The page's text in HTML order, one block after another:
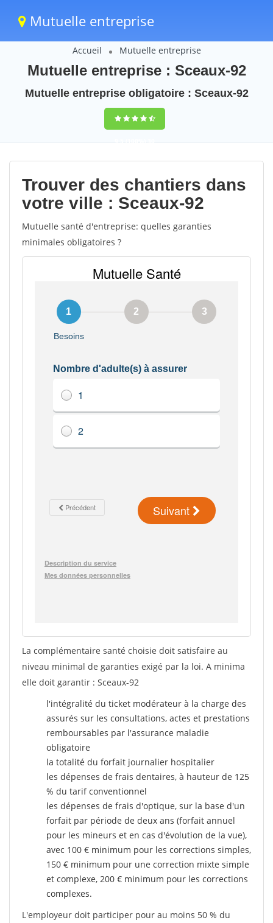
Mutuelle entreprise
Accueil Mutuelle entreprise
Mutuelle entreprise : Sceaux-92
Mutuelle entreprise obligatoire : Sceaux-92
9,5(100%)30
votes
Trouver des chantiers dans
votre ville : Sceaux-92
Mutuelle santé d'entreprise: quelles garanties
minimales obligatoires ?
La complémentaire santé choisie doit satisfaire au
niveau minimal de garanties exigé par la loi. A minima
elle doit garantir : Sceaux-92
l'intégralité du ticket modérateur à la charge des
assurés sur les consultations, actes et prestations
remboursables par l'assurance maladie
obligatoire
la totalité du forfait journalier hospitalier
les dépenses de frais dentaires, à hauteur de 125
% du tarif conventionnel
les dépenses de frais d'optique, sur la base d'un
forfait par période de deux ans (forfait annuel
pour les mineurs et en cas d'évolution de la vue),
avec 100 € minimum pour les corrections simples,
150 € minimum pour une correction mixte simple
et complexe, 200 € minimum pour les corrections
complexes.
L'employeur doit participer pour au moins 50 % du